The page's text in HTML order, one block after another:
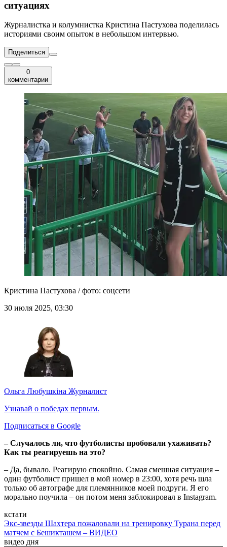
ситуациях
Журналистка и колумнистка Кристина Пастухова поделилась
историями своим опытом в небольшом интервью.
Поделиться
0
комментарии
Кристина Пастухова / фото: соцсети
30 июля 2025, 03:30
Ольга Любушкіна Журналист
Узнавай о победах первым.
Подписаться в Google
– Случалось ли, что футболисты пробовали ухаживать?
Как ты реагируешь на это?
– Да, бывало. Реагирую спокойно. Самая смешная ситуация –
один футболист пришел в мой номер в 23:00, хотя речь шла
только об автографе для племянников моей подруги. Я его
морально поучила – он потом меня заблокировал в Instagram.
кстати
Экс-звезды Шахтера пожаловали на тренировку Турана перед
матчем с Бешикташем – ВИДЕО
видео дня